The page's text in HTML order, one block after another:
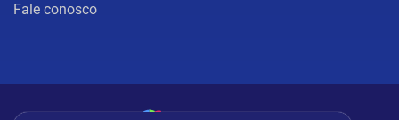
Fale conosco